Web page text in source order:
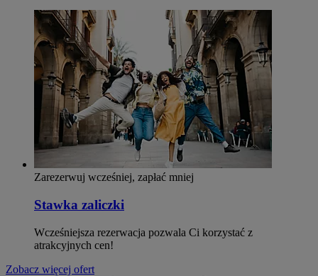
Zarezerwuj wcześniej, zapłać mniej
Stawka zaliczki
Wcześniejsza rezerwacja pozwala Ci korzystać z
atrakcyjnych cen!
Zobacz więcej ofert